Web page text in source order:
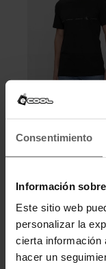
Consentimiento
Información
Este sitio web
personalizar la
cierta información
hacer un
CALVIN KLEIN
CAMISETA CALVIN
HOMBRE
Minimalismo,
Klein para hombre
rebajas durante todo
Klein para hombre
para crear looks